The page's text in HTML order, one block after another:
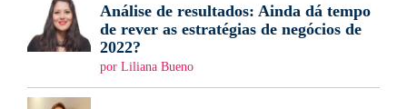
Análise de resultados: Ainda dá tempo
de rever as estratégias de negócios de
2022?
por Liliana Bueno